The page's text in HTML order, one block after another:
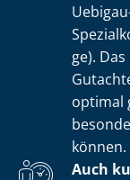
ge).
optimal
können.
Auch